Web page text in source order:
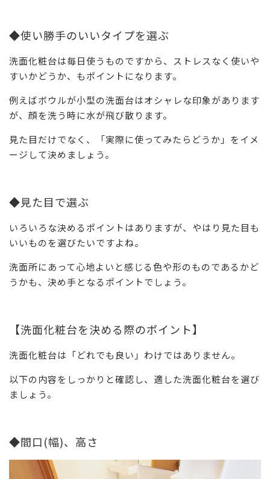
◆使い勝手のいいタイプを選ぶ
洗面化粧台は毎日使うものですから、ストレスなく使いや
すいかどうか、もポイントになります。
例えばボウルが小型の洗面台はオシャレな印象があります
が、顔を洗う時に水が飛び散ります。
見た目だけでなく、「実際に使ってみたらどうか」をイメ
ージして決めましょう。
◆見た目で選ぶ
いろいろな決めるポイントはありますが、やはり見た目も
いいものを選びたいですよね。
洗面所にあって心地よいと感じる色や形のものであるかど
うかも、決め手となるポイントでしょう。
【洗面化粧台を決める際のポイント】
洗面化粧台は「どれでも良い」わけではありません。
以下の内容をしっかりと確認し、適した洗面化粧台を選び
ましょう。
◆間口(幅)、高さ